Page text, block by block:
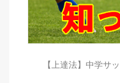
【上達法】中学サ